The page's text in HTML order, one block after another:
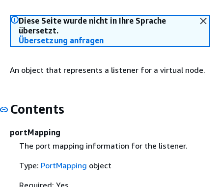
Diese Seite wurde nicht in Ihre Sprache
übersetzt.
Übersetzung anfragen
An object that represents a listener for a virtual node.
Contents
portMapping
The port mapping information for the listener.
Type: PortMapping object
Required: Yes